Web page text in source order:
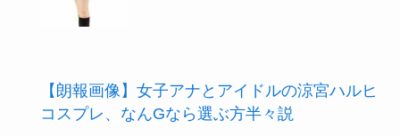
【朗報画像】女子アナとアイドルの涼宮ハルヒ
コスプレ、なんGなら選ぶ方半々説